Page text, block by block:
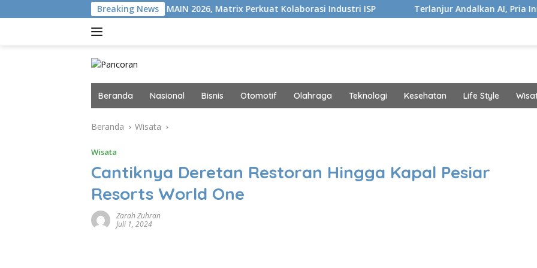
ke
Breaking News
Gelar MAIN 2026, Matrix Perkuat Kolaborasi Industri ISP Terlanjur Andalkan AI, Pria Ini Kaget Idap
Beranda Nasional Bisnis Otomotif Olahraga Teknologi Kesehatan Life Style
Beranda Wisata
Wisata
Cantiknya Deretan Restoran Hingga Kapal Pesiar
Resorts World One
Zarah Zuhran
Juli 1, 2024